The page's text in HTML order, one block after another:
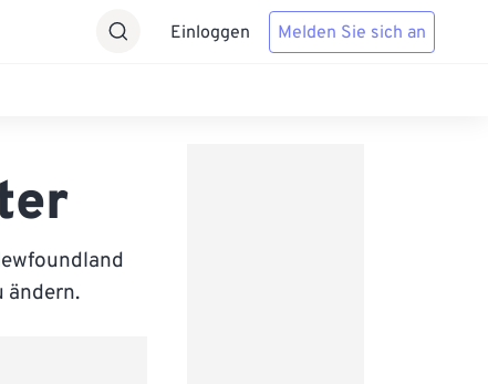
Einloggen Melden Sie sich an
ändern.